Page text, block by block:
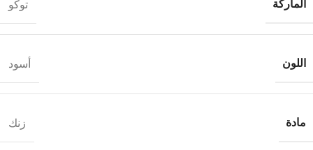
الماركة توكو
اللون أسود
مادة زنك